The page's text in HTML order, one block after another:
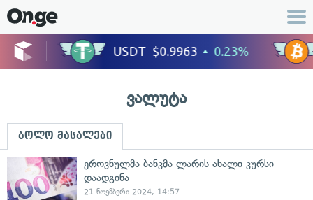
ვალუტა
ბოლო მასალები
ეროვნულმა ბანკმა ლარის ახალი კურსი
დაადგინა
21 ნოემბერი 2024, 14:57